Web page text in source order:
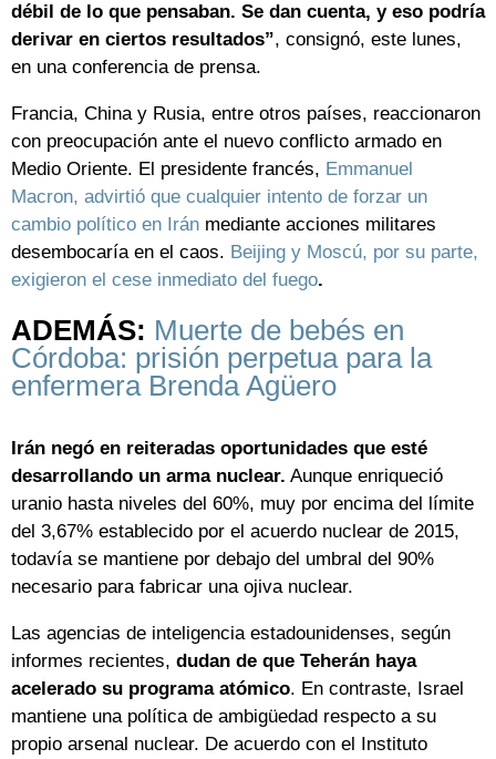
débil de lo que pensaban. Se dan cuenta, y eso podría
derivar en ciertos resultados”, consignó, este lunes,
en una conferencia de prensa.
Francia, China y Rusia, entre otros países, reaccionaron
con preocupación ante el nuevo conflicto armado en
Medio Oriente. El presidente francés, Emmanuel
Macron, advirtió que cualquier intento de forzar un
cambio político en Irán mediante acciones militares
desembocaría en el caos. Beijing y Moscú, por su parte,
exigieron el cese inmediato del fuego.
ADEMÁS: Muerte de bebés en
Córdoba: prisión perpetua para la
enfermera Brenda Agüero
Irán negó en reiteradas oportunidades que esté
desarrollando un arma nuclear. Aunque enriqueció
uranio hasta niveles del 60%, muy por encima del límite
del 3,67% establecido por el acuerdo nuclear de 2015,
todavía se mantiene por debajo del umbral del 90%
necesario para fabricar una ojiva nuclear.
Las agencias de inteligencia estadounidenses, según
informes recientes, dudan de que Teherán haya
acelerado su programa atómico. En contraste, Israel
mantiene una política de ambigüedad respecto a su
propio arsenal nuclear. De acuerdo con el Instituto